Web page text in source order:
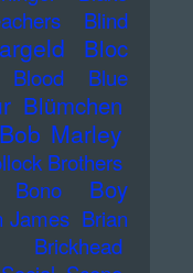
Blind
Bloc
Blood
Blue
Blümchen
Bob Marley
Brothers
Bono
Boy
James Brian
Brickhead